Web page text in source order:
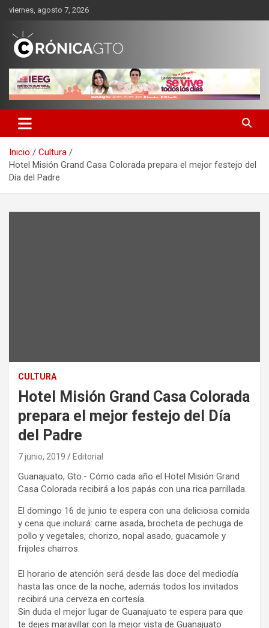
Saltar
contenido
viernes, agosto 7, 2026
CRONICA GUANAJUATO
Inicio
Cultura
Hotel Misión Grand Casa Colorada prepara el mejor festejo del
Día del Padre
CULTURA
Hotel Misión Grand Casa Colorada
prepara el mejor festejo del Día
del Padre
7 junio, 2019 Editorial
Guanajuato, Gto.- Cómo cada año el Hotel Misión Grand
Casa Colorada recibirá a los papás con una rica parrillada.
El domingo 16 de junio te espera con una deliciosa comida
y cena que incluirá: carne asada, brocheta de pechuga de
pollo y vegetales, chorizo, nopal asado, guacamole y
frijoles charros.
El horario de atención será desde las doce del mediodía
hasta las once de la noche, además todos los invitados
recibirá una cerveza en cortesía.
Sin duda el mejor lugar de Guanajuato te espera para que
te dejes maravillar con la mejor vista de Guanajuato